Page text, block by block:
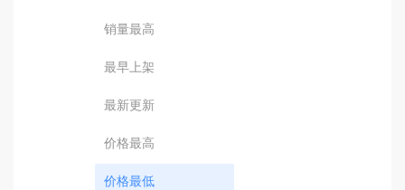
销量最高
最早上架
最新更新
价格最高
价格最低